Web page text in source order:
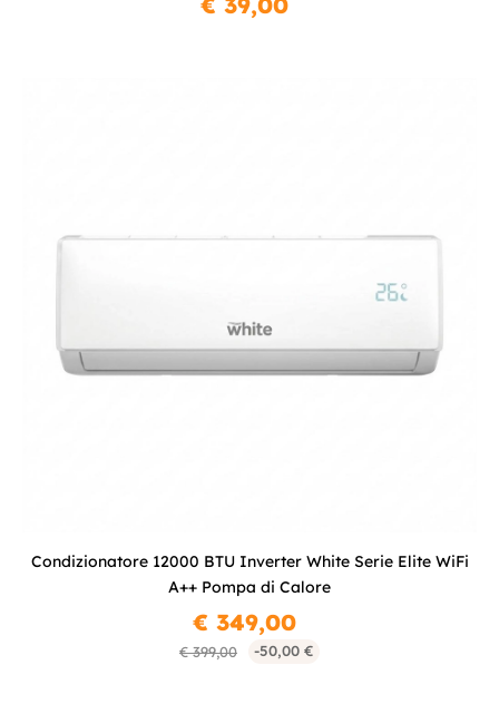
Condizionatore 12000 BTU Inverter White Serie Elite WiFi
A++ Pompa di Calore
€ 399,00 -50,00 €
€ 349,00